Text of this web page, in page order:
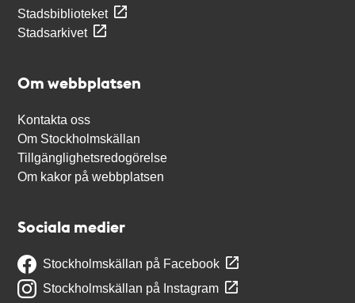
Stadsbiblioteket
Stadsarkivet
Om webbplatsen
Kontakta oss
Om Stockholmskällan
Tillgänglighetsredogörelse
Om kakor på webbplatsen
Sociala medier
Stockholmskällan på Facebook
Stockholmskällan på Instagram